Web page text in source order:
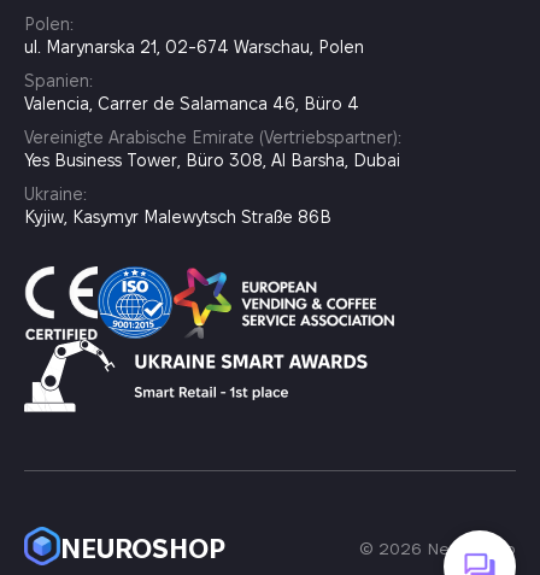
Polen:
ul. Marynarska 21, 02-674 Warschau, Polen
Spanien:
Valencia, Carrer de Salamanca 46, Büro 4
Vereinigte Arabische Emirate (Vertriebspartner):
Yes Business Tower, Büro 308, Al Barsha, Dubai
Ukraine:
Kyjiw, Kasymyr Malewytsch Straße 86B
NEUROSHOP © 2026 Neuroshop